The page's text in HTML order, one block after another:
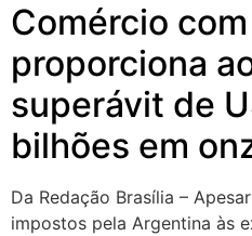
Comércio
proporciona
superávit de
bilhões em
Da Redação Brasília –
impostos pela Argentina às